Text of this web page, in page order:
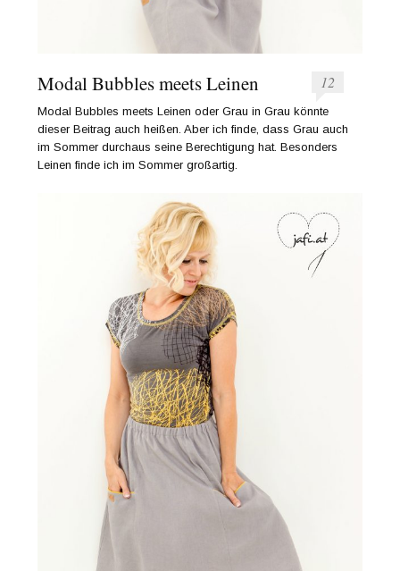
Modal Bubbles meets Leinen 12
Modal Bubbles meets Leinen oder Grau in Grau könnte
dieser Beitrag auch heißen. Aber ich finde, dass Grau auch
im Sommer durchaus seine Berechtigung hat. Besonders
Leinen finde ich im Sommer großartig.